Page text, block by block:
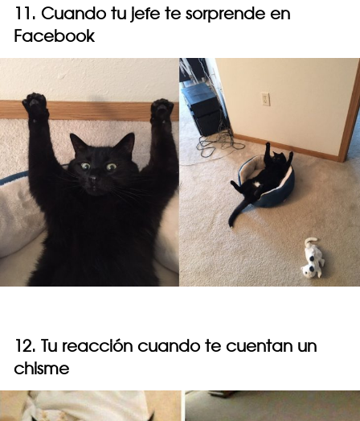
11. Cuando tu jefe te sorprende en
Facebook
12. Tu reacción cuando te cuentan un
chisme